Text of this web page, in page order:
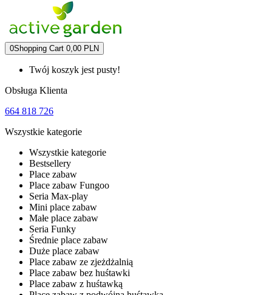
0Shopping Cart 0,00 PLN
Twój koszyk jest pusty!
Obsługa Klienta
664 818 726
Wszystkie kategorie
Wszystkie kategorie
Bestsellery
Place zabaw
Place zabaw Fungoo
Seria Max-play
Mini place zabaw
Małe place zabaw
Seria Funky
Średnie place zabaw
Duże place zabaw
Place zabaw ze zjeżdżalnią
Place zabaw bez huśtawki
Place zabaw z huśtawką